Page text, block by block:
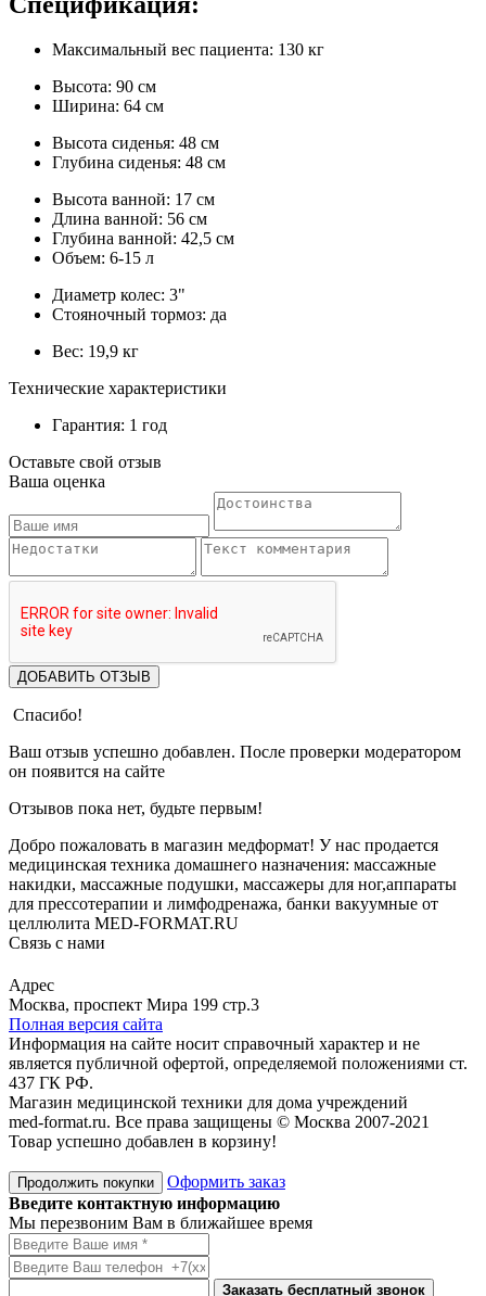
Максимальный вес пациента: 130 кг
Высота: 90 см
Ширина: 64 см
Высота сиденья: 48 см
Глубина сиденья: 48 см
Высота ванной: 17 см
Длина ванной: 56 см
Глубина ванной: 42,5 см
Объем: 6-15 л
Диаметр колес: 3"
Стояночный тормоз: да
Вес: 19,9 кг
Технические характеристики
Гарантия: 1 год
Оставьте свой отзыв
Ваша оценка
ДОБАВИТЬ ОТЗЫВ
Спасибо!
Ваш отзыв успешно добавлен. После проверки модератором
он появится на сайте
Отзывов пока нет, будьте первым!
Добро пожаловать в магазин медформат! У нас продается
медицинская техника домашнего назначения: массажные
накидки, массажные подушки, массажеры для ног,аппараты
для прессотерапии и лимфодренажа, банки вакуумные от
целлюлита MED-FORMAT.RU
Связь с нами
Адрес
Москва, проспект Мира 199 стр.3
Полная версия сайта
Информация на сайте носит справочный характер и не
является публичной офертой, определяемой положениями ст.
437 ГК РФ.
Магазин медицинской техники для дома учреждений
med-format.ru. Все права защищены © Москва 2007-2021
Товар успешно добавлен в корзину!
Продолжить покупки
Оформить заказ
Введите контактную информацию
Мы перезвоним Вам в ближайшее время
Заказать бесплатный звонок